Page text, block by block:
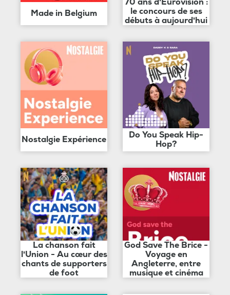
Made in Belgium
le concours de ses
débuts à aujourd'hui
Nostalgie Expérience
Do You Speak Hip-
Hop?
La chanson fait
l'Union - Au cœur des
chants de supporters
de foot
God Save The Brice -
Voyage en
Angleterre, entre
musique et cinéma